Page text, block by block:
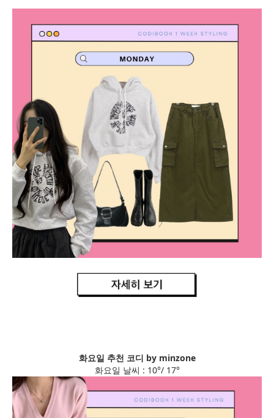
화요일 추천 코디 by minzone
화요일 날씨 : 10°/ 17°